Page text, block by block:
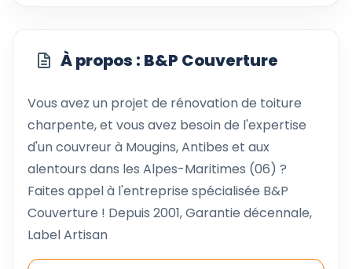
À propos : B&P Couverture
Vous avez un projet de rénovation de toiture
charpente, et vous avez besoin de l'expertise
d'un couvreur à Mougins, Antibes et aux
alentours dans les Alpes-Maritimes (06) ?
Faites appel à l'entreprise spécialisée B&P
Couverture ! Depuis 2001, Garantie décennale,
Label Artisan